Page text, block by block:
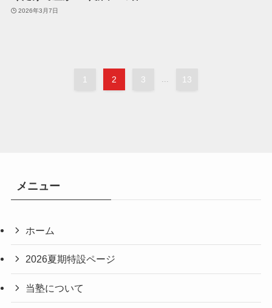
2026年3月7日
1 2 3 ... 13
メニュー
ホーム
2026夏期特設ページ
当塾について